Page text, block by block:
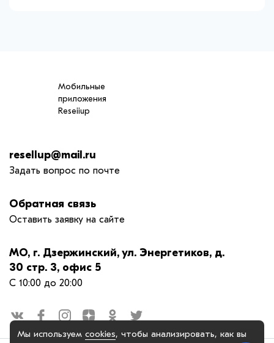
Мобильные
приложения
Reseiiup
resellup@mail.ru
Задать вопрос по почте
Обратная связь
Оставить заявку на сайте
МО, г. Дзержинский, ул. Энергетиков, д.
30 стр. 3, офис 5
С 10:00 до 20:00
Мы используем cookies, чтобы анализировать, как вы